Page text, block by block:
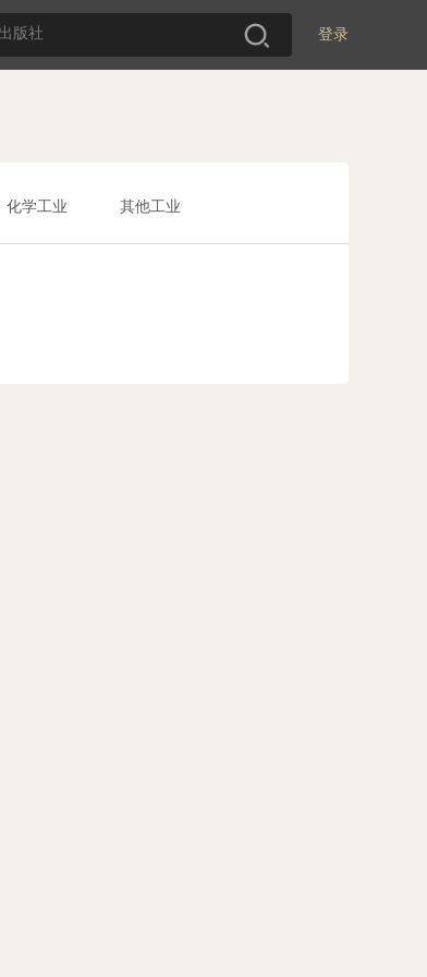
登录
化学工业 其他工业